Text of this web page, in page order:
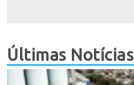
Últimas Notícias